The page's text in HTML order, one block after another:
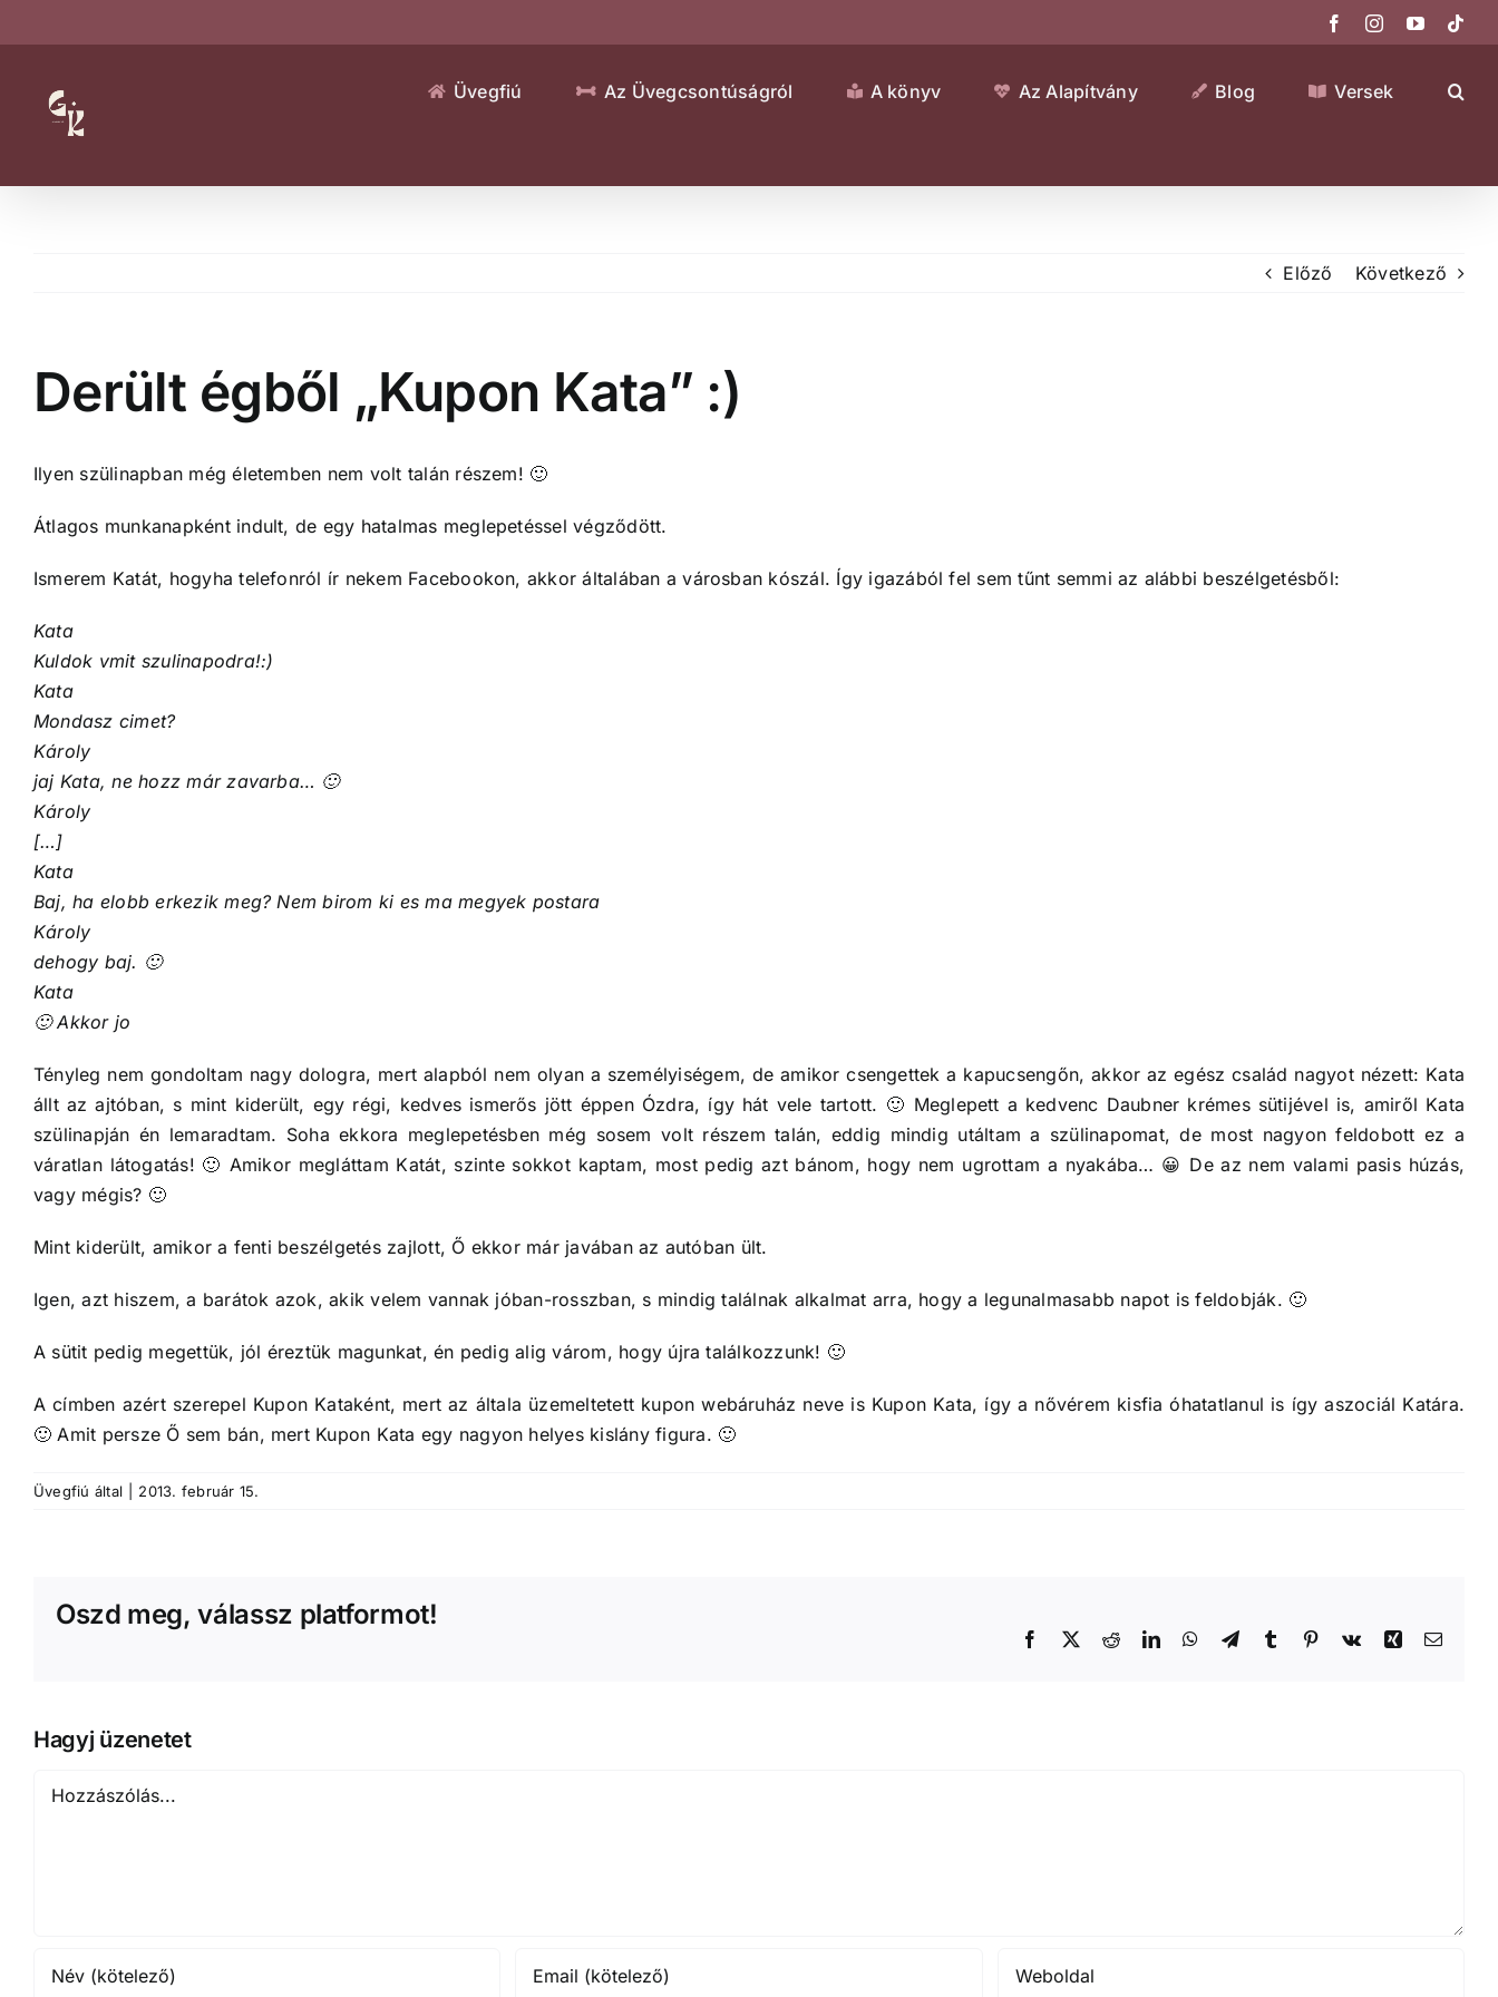
FacebookInstagram
YouTube
Üvegfiú Az Üvegcsontúságról A könyv Az Alapítvány Blog Versek
Előző Következő
Derült égből „Kupon Kata” :)
Ilyen szülinapban még életemben nem volt talán részem! 🙂
Átlagos munkanapként indult, de egy hatalmas meglepetéssel végződött.
Ismerem Katát, hogyha telefonról ír nekem Facebookon, akkor általában a városban kószál. Így igazából fel sem tűnt semmi az alábbi beszélgetésből:
Kata
Kuldok vmit szulinapodra!:)
Kata
Mondasz cimet?
Károly
jaj Kata, ne hozz már zavarba… 🙂
Károly
[…]
Kata
Baj, ha elobb erkezik meg? Nem birom ki es ma megyek postara
Károly
dehogy baj. 🙂
Kata
🙂 Akkor jo
Tényleg nem gondoltam nagy dologra, mert alapból nem olyan a személyiségem, de amikor csengettek a kapucsengőn, akkor az egész család nagyot nézett: Kata
állt az ajtóban, s mint kiderült, egy régi, kedves ismerős jött éppen Ózdra, így hát vele tartott. 🙂 Meglepett a kedvenc Daubner krémes sütijével is, amiről Kata
szülinapján én lemaradtam. Soha ekkora meglepetésben még sosem volt részem talán, eddig mindig utáltam a szülinapomat, de most nagyon feldobott ez a
váratlan látogatás! 🙂 Amikor megláttam Katát, szinte sokkot kaptam, most pedig azt bánom, hogy nem ugrottam a nyakába… 😀 De az nem valami pasis húzás,
vagy mégis? 🙂
Mint kiderült, amikor a fenti beszélgetés zajlott, Ő ekkor már javában az autóban ült.
Igen, azt hiszem, a barátok azok, akik velem vannak jóban-rosszban, s mindig találnak alkalmat arra, hogy a legunalmasabb napot is feldobják. 🙂
A sütit pedig megettük, jól éreztük magunkat, én pedig alig várom, hogy újra találkozzunk! 🙂
A címben azért szerepel Kupon Kataként, mert az általa üzemeltetett kupon webáruház neve is Kupon Kata, így a nővérem kisfia óhatatlanul is így aszociál Katára.
🙂 Amit persze Ő sem bán, mert Kupon Kata egy nagyon helyes kislány figura. 🙂
Üvegfiú által 2013. február 15.
Oszd meg, válassz platformot!
Facebook
X RedditLinkedInWhatsApp
TelegramTumblr Pinterest
Vk Xing Email:
Hagyj üzenetet
Hozzászólás